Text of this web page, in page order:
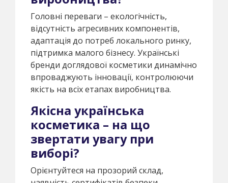
Головні переваги – екологічність,
відсутність агресивних компонентів,
адаптація до потреб локального ринку,
підтримка малого бізнесу. Українські
бренди доглядової косметики динамічно
впроваджують інновації, контролюючи
якість на всіх етапах виробництва.
Якісна українська
косметика – на що
звертати увагу при
виборі?
Орієнтуйтеся на прозорий склад,